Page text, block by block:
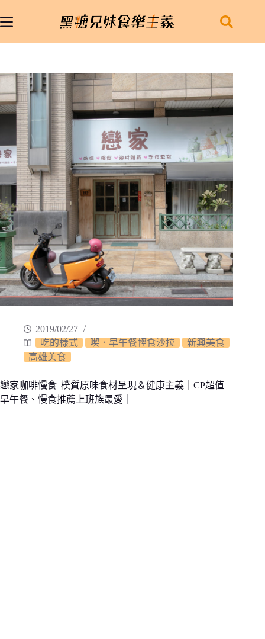
至
容
2019/02/27
吃的樣式
喫．早午餐輕食沙拉
新興美食
高雄美食
戀家咖啡慢食 |樸質原味食材呈現＆健康主義｜CP超值
早午餐、慢食推薦上班族最愛｜